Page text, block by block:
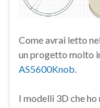
Come avrai letto nel
un progetto molto
AS5600Knob.
I modelli 3D che